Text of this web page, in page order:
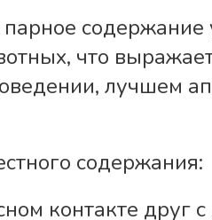
содержание
что
лучшем
содержания:
контакте друг